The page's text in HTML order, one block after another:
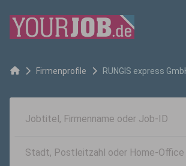
Firmenprofile RUNGIS express